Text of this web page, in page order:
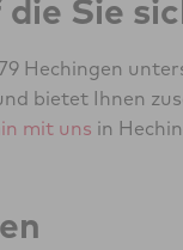
Sie
Hechingen
bietet Ihnen
mit uns in